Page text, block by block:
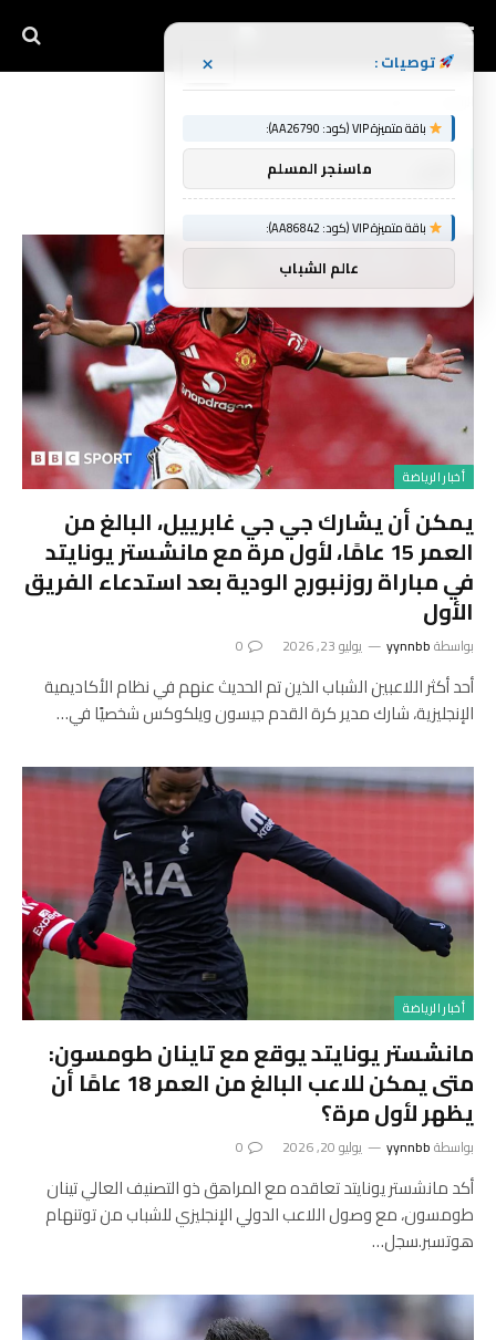
أخبار الرياضة
يمكن أن يشارك جي جي غابرييل، البالغ من
العمر 15 عامًا، لأول مرة مع مانشستر يونايتد
في مباراة روزنبورج الودية بعد استدعاء الفريق
الأول
بواسطةyynnbb يوليو 23, 2026 0
أحد أكثر اللاعبين الشباب الذين تم الحديث عنهم في نظام الأكاديمية
الإنجليزية، شارك مدير كرة القدم جيسون ويلكوكس شخصيًا في…
أخبار الرياضة
مانشستر يونايتد يوقع مع تاينان طومسون:
متى يمكن للاعب البالغ من العمر 18 عامًا أن
يظهر لأول مرة؟
بواسطةyynnbb يوليو 20, 2026 0
أكد مانشستر يونايتد تعاقده مع المراهق ذو التصنيف العالي تينان
طومسون، مع وصول اللاعب الدولي الإنجليزي للشباب من توتنهام
هوتسبر.سجل…
توصيات : ×
باقة متميزة VIP (كود: AA26790):
ماسنجر المسلم
باقة متميزة VIP (كود: AA86842):
عالم الشباب